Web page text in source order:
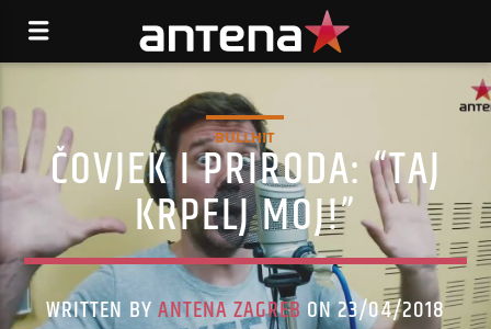
BULLHIT
ČOVJEK I PRIRODA: “TAJ
KRPELJ MOJ!”
WRITTEN BYANTENA ZAGREB ON 23/04/2018